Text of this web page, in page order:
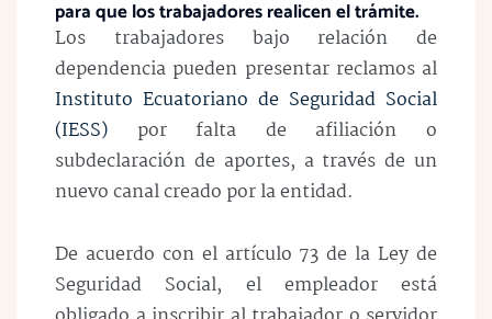
para que los trabajadores realicen el trámite.
Los trabajadores bajo relación de
dependencia pueden presentar reclamos al
Instituto Ecuatoriano de Seguridad Social
(IESS) por falta de afiliación o
subdeclaración de aportes, a través de un
nuevo canal creado por la entidad.
De acuerdo con el artículo 73 de la Ley de
Seguridad Social, el empleador está